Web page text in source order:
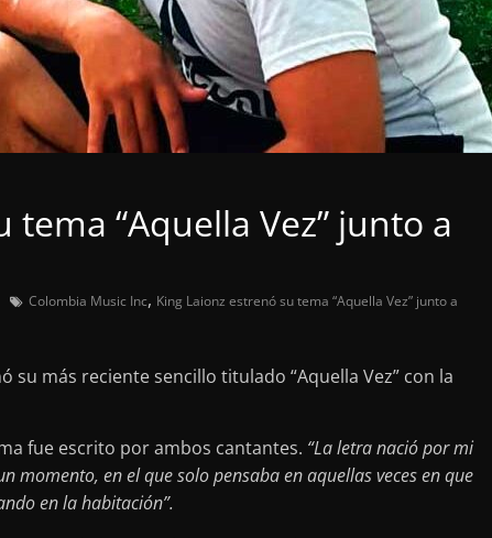
“Aquella Vez” junto a
Colombia Music Inc, King Laionz estrenó su tema “Aquella Vez” junto a
su más reciente sencillo titulado “Aquella Vez” con la
fue escrito por ambos cantantes. “La letra nació por mi
momento, en el que solo pensaba en aquellas veces en que
en la habitación”.